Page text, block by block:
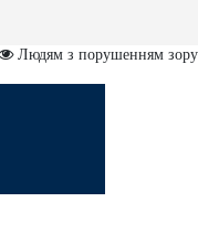
Людям з порушенням зору